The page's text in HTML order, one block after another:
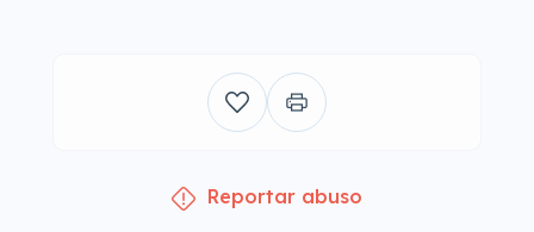
Reportar abuso